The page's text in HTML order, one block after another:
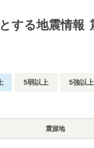
する地震情報
5弱以上 5強以上
震源地